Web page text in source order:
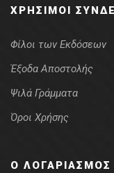
ΧΡΉΣΙΜΟΙ
Φίλοι των Εκδόσεων
Έξοδα Αποστολής
Ψιλά Γράμματα
Όροι Χρήσης
Ο